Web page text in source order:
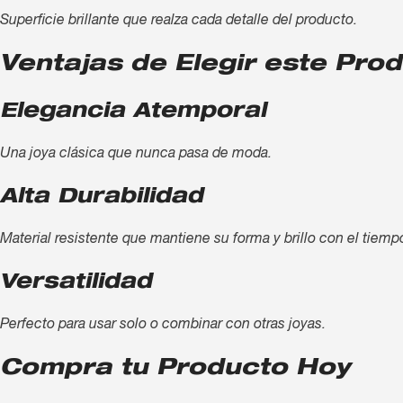
Superficie brillante que realza cada detalle del producto.
Ventajas de Elegir este
Elegancia Atemporal
Una joya clásica que nunca pasa de moda.
Alta Durabilidad
Material resistente que mantiene su forma y brillo con el
Versatilidad
Perfecto para usar solo o combinar con otras joyas.
Compra tu Producto Hoy